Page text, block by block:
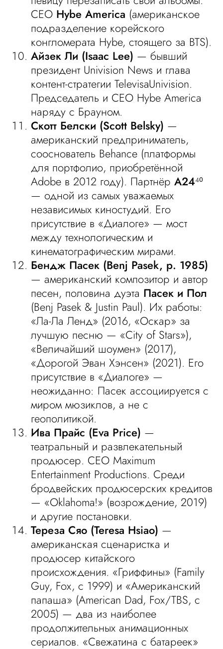
CEO Hybe America (американское
подразделение корейского
конгломерата Hybe, стоящего за BTS).
Айзек Ли (Isaac Lee) — бывший
президент Univision News и глава
контент-стратегии TelevisaUnivision.
Председатель и CEO Hybe America
наряду с Брауном.
Скотт Белски (Scott Belsky) —
американский предприниматель,
сооснователь Behance (платформы
для портфолио, приобретённой
Adobe в 2012 году). ПартнёрA24⁴⁰
— одной из самых уважаемых
независимых киностудий. Его
присутствие в «Диалоге» — мост
между технологическим и
кинематографическим мирами.
Бендж Пасек (Benj Pasek, р. 1985)
— американский композитор и автор
песен, половина дуэта Пасек и Пол
(Benj Pasek & Justin Paul). Их работы:
«Ла-Ла Ленд» (2016, «Оскар» за
лучшую песню — «City of Stars»),
«Величайший шоумен» (2017),
«Дорогой Эван Хэнсен» (2021). Его
присутствие в «Диалоге» —
неожиданно: Пасек ассоциируется с
миром мюзиклов, а не с
геополитикой.
Ива Прайс (Eva Price) —
театральный и развлекательный
продюсер. CEO Maximum
Entertainment Productions. Среди
бродвейских продюсерских кредитов
— «Oklahoma!» (возрождение, 2019)
и другие постановки.
Тереза Сяо (Teresa Hsiao) —
американская сценаристка и
продюсер китайского
происхождения. «Гриффины» (Family
Guy, Fox, с 1999) и «Американский
папаша» (American Dad, Fox/TBS, с
2005) — два из наиболее
продолжительных анимационных
сериалов. «Свежатина с батареек»